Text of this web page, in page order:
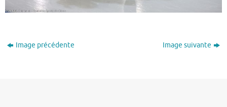
Image précédente Image suivante